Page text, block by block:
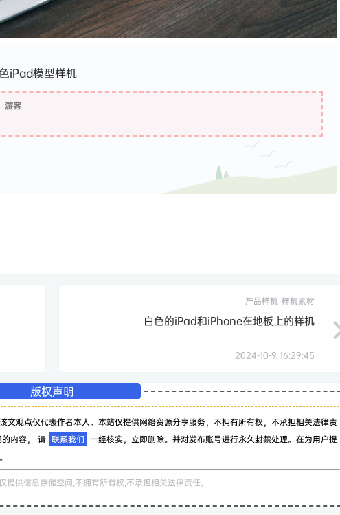
iPad模型样机
游客
产品样机 样机素材
白色的iPad和iPhone在地板上的样机
2024-10-9 16:29:45
版权声明
文观点仅代表作者本人。本站仅提供网络资源分享服务，不拥有所有权，不承担相关法律责
内容， 请 联系我们 一经核实，立即删除。并对发布账号进行永久封禁处理。在为用户提
提供信息存储空间,不拥有所有权,不承担相关法律责任。